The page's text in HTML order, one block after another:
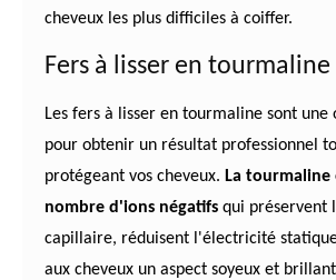
cheveux les plus difficiles à coiffer.
Fers à lisser en tourmaline
Les fers à lisser en tourmaline sont une
pour obtenir un résultat professionnel
protégeant vos cheveux. La tourmaline
nombre d'ions négatifs qui préservent
capillaire, réduisent l'électricité
aux cheveux un aspect soyeux et